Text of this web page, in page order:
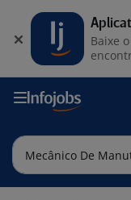
Baixe